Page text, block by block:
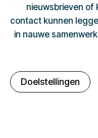
nieuwsbrieven of
contact kunnen
in nauwe
Doelstellingen